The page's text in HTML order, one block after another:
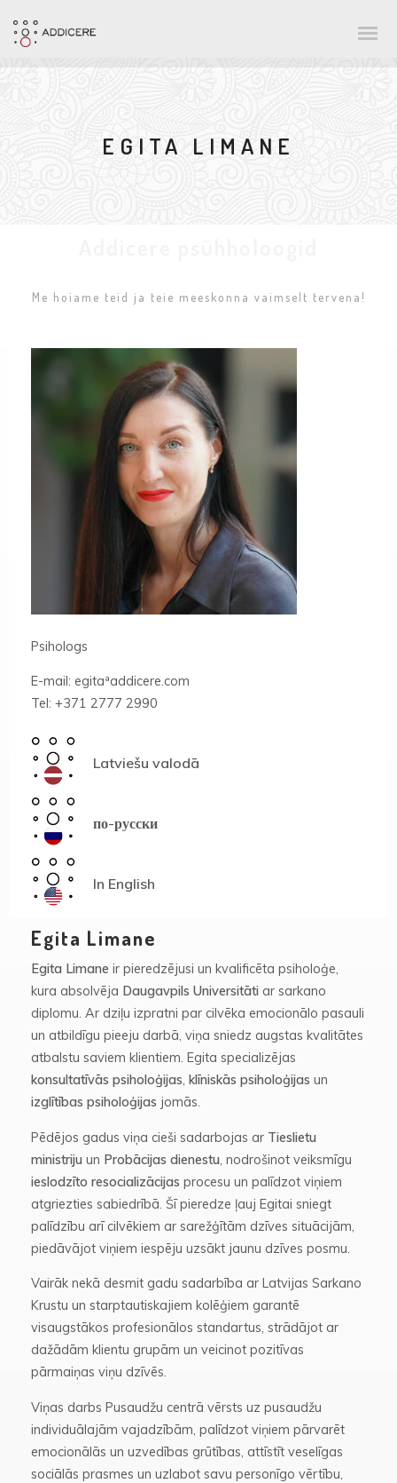
EGITA LIMANE
Me hoiame teid ja teie meeskonna vaimselt tervena!
Psihologs
E-mail: egitaªaddicere.com
Tel: +371 2777 2990
Latviešu valodā
по-русски
In English
Egita Limane
Egita Limane ir pieredzējusi un kvalificēta psiholoģe,
kura absolvēja Daugavpils Universitāti ar sarkano
diplomu. Ar dziļu izpratni par cilvēka emocionālo pasauli
un atbildīgu pieeju darbā, viņa sniedz augstas kvalitātes
atbalstu saviem klientiem. Egita specializējas
konsultatīvās psiholoģijas, klīniskās psiholoģijas un
izglītības psiholoģijas jomās.
Pēdējos gadus viņa cieši sadarbojas ar Tieslietu
ministriju un Probācijas dienestu, nodrošinot veiksmīgu
ieslodzīto resocializācijas procesu un palīdzot viņiem
atgriezties sabiedrībā. Šī pieredze ļauj Egitai sniegt
palīdzību arī cilvēkiem ar sarežģītām dzīves situācijām,
piedāvājot viņiem iespēju uzsākt jaunu dzīves posmu.
Vairāk nekā desmit gadu sadarbība ar Latvijas Sarkano
Krustu un starptautiskajiem kolēģiem garantē
visaugstākos profesionālos standartus, strādājot ar
dažādām klientu grupām un veicinot pozitīvas
pārmaiņas viņu dzīvēs.
Viņas darbs Pusaudžu centrā vērsts uz pusaudžu
individuālajām vajadzībām, palīdzot viņiem pārvarēt
emocionālās un uzvedības grūtības, attīstīt veselīgas
sociālās prasmes un uzlabot savu personīgo vērtību,